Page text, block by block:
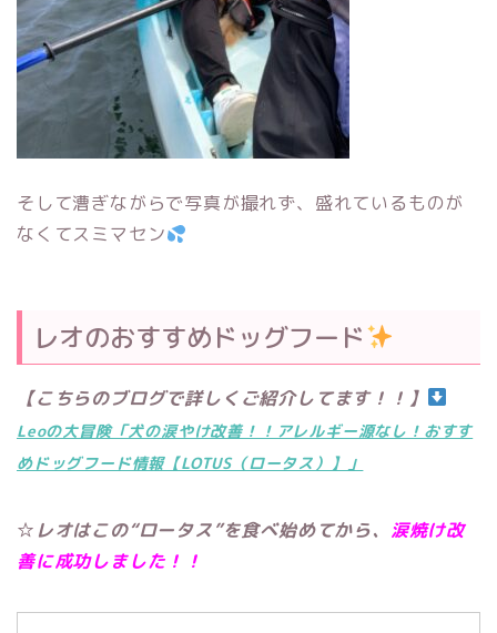
そして漕ぎながらで写真が撮れず、盛れているものが
なくてスミマセン
レオのおすすめドッグフード
【こちらのブログで詳しくご紹介してます！！】
Leoの大冒険「犬の涙やけ改善！！アレルギー源なし！おすす
めドッグフード情報【LOTUS（ロータス）】」
☆ レオはこの“ロータス”を食べ始めてから、 涙焼け改
善に成功しました！！